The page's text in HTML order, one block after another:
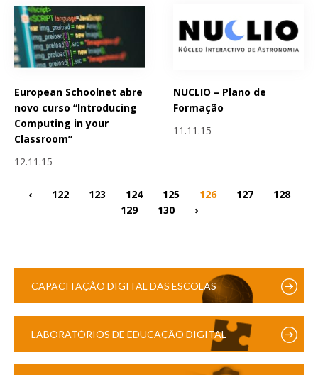
European Schoolnet abre
novo curso “Introducing
Computing in your
Classroom”
12.11.15
NUCLIO – Plano de
Formação
11.11.15
‹ 122 123 124 125 126 127
128
129
130 ›
CAPACITAÇÃO DIGITAL DAS ESCOLAS
LABORATÓRIOS DE EDUCAÇÃO DIGITAL